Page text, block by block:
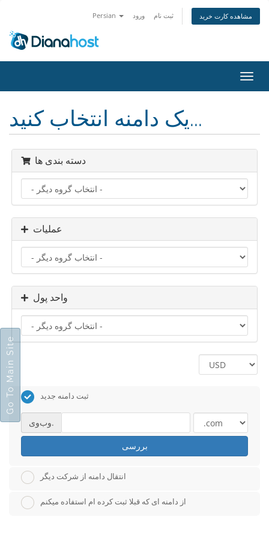
Persian ورود ثبت نام مشاهده کارت خرید
تغییر
یک دامنه انتخاب کنید...
دسته بندی ها
عملیات
واحد پول
ثبت دامنه جدید
وب‌وی.
بررسی
انتقال دامنه از شرکت دیگر
از دامنه ای که قبلا ثبت کرده ام استفاده میکنم
Go To Main Site